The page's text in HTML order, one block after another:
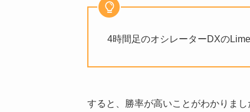
4時間足のオシレーターDXの
すると、勝率が高いことがわかりまし